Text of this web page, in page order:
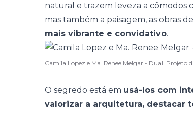
natural e trazem leveza a cômodos
mas também a paisagem, as obras
mais vibrante e convidativo.
Camila Lopez e Ma. Renee Melgar - Dual. Projeto
O segredo está em usá-los com
valorizar a arquitetura, destacar